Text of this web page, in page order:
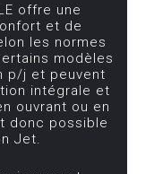
offre une
et de
les normes
modèles
p/j et peuvent
intégrale et
ouvrant ou en
donc possible
Jet.